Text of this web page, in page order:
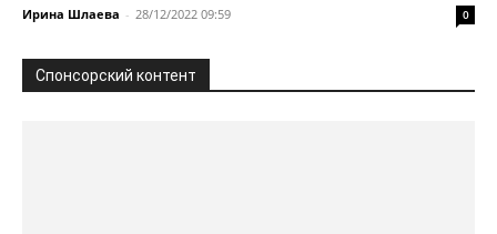
Ирина Шлаева - 28/12/2022 09:59 0
Спонсорский контент